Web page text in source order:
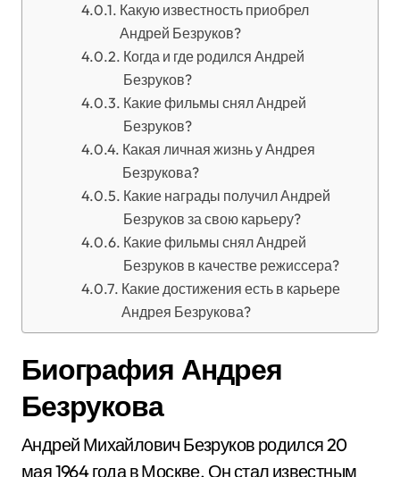
Какую известность приобрел
Андрей Безруков?
Когда и где родился Андрей
Безруков?
Какие фильмы снял Андрей
Безруков?
Какая личная жизнь у Андрея
Безрукова?
Какие награды получил Андрей
Безруков за свою карьеру?
Какие фильмы снял Андрей
Безруков в качестве режиссера?
Какие достижения есть в карьере
Андрея Безрукова?
Биография Андрея
Безрукова
Андрей Михайлович Безруков родился 20
мая 1964 года в Москве. Он стал известным